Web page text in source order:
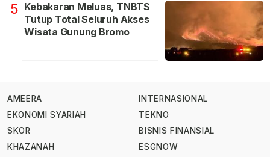
5 Kebakaran Meluas, TNBTS
Tutup Total Seluruh Akses
Wisata Gunung Bromo
AMEERA
EKONOMI SYARIAH
SKOR
KHAZANAH
INTERNASIONAL
TEKNO
BISNIS FINANSIAL
ESGNOW